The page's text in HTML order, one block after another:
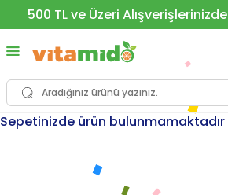
500 TL ve Üzeri Alışverişlerinizde
Sepetinizde ürün bulunmamaktadır